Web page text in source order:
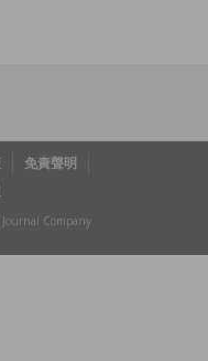
免責聲明
Company